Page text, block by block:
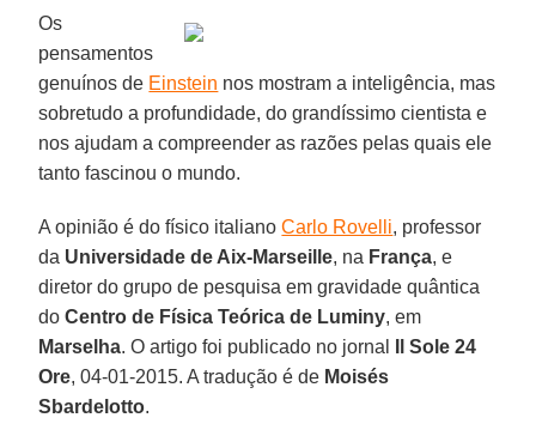
Os
pensamentos
genuínos de Einstein nos mostram a inteligência, mas
sobretudo a profundidade, do grandíssimo cientista e
nos ajudam a compreender as razões pelas quais ele
tanto fascinou o mundo.
A opinião é do físico italianoCarlo Rovelli, professor
da Universidade de Aix-Marseille, na França, e
diretor do grupo de pesquisa em gravidade quântica
doCentro de Física Teórica de Luminy, em
Marselha. O artigo foi publicado no jornal
Il Sole 24
Ore, 04-01-2015. A tradução é de Moisés
Sbardelotto.